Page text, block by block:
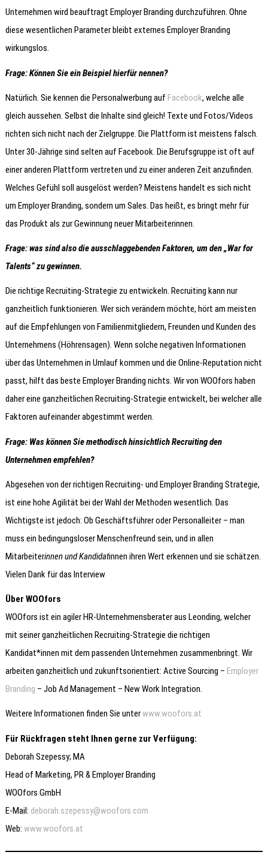
Unternehmen wird beauftragt Employer Branding durchzuführen. Ohne
diese wesentlichen Parameter bleibt externes Employer Branding
wirkungslos.
Frage: Können Sie ein Beispiel hierfür nennen?
Natürlich. Sie kennen die Personalwerbung auf Facebook, welche alle
gleich aussehen. Selbst die Inhalte sind gleich! Texte und Fotos/Videos
richten sich nicht nach der Zielgruppe. Die Plattform ist meistens falsch.
Unter 30-Jährige sind selten auf Facebook. Die Berufsgruppe ist oft auf
einer anderen Plattform vertreten und zu einer anderen Zeit anzufinden.
Welches Gefühl soll ausgelöst werden? Meistens handelt es sich nicht
um Employer Branding, sondern um Sales. Das heißt, es bringt mehr für
das Produkt als zur Gewinnung neuer Mitarbeiterinnen.
Frage: was sind also die ausschlaggebenden Faktoren, um den „War for
Talents“ zu gewinnen.
Die richtige Recruiting-Strategie zu entwickeln. Recruiting kann nur
ganzheitlich funktionieren. Wer sich verändern möchte, hört am meisten
auf die Empfehlungen von Familienmitgliedern, Freunden und Kunden des
Unternehmens (Höhrensagen). Wenn solche negativen Informationen
über das Unternehmen in Umlauf kommen und die Online-Reputation nicht
passt, hilft das beste Employer Branding nichts. Wir von WOOfors haben
daher eine ganzheitlichen Recruiting-Strategie entwickelt, bei welcher alle
Faktoren aufeinander abgestimmt werden.
Frage: Was können Sie methodisch hinsichtlich Recruiting den
Unternehmen empfehlen?
Abgesehen von der richtigen Recruiting- und Employer Branding Strategie,
ist eine hohe Agilität bei der Wahl der Methoden wesentlich. Das
Wichtigste ist jedoch: Ob Geschäftsführer oder Personalleiter – man
muss ein bedingungsloser Menschenfreund sein, und in allen
Mitarbeiterinnen und Kandidatinnen ihren Wert erkennen und sie schätzen.
Vielen Dank für das Interview
Über WOOfors
WOOfors ist ein agiler HR-Unternehmensberater aus Leonding, welcher
mit seiner ganzheitlichen Recruiting-Strategie die richtigen
Kandidat*innen mit dem passenden Unternehmen zusammenbringt. Wir
arbeiten ganzheitlich und zukunftsorientiert: Active Sourcing – Employer
Branding – Job Ad Management – New Work Integration.
Weitere Informationen finden Sie unterwww.woofors.at
Für Rückfragen steht Ihnen gerne zur Verfügung:
Deborah Szepessy; MA
Head of Marketing, PR & Employer Branding
WOOfors GmbH
E-Mail: deborah.szepessy@woofors.com
Web:www.woofors.at